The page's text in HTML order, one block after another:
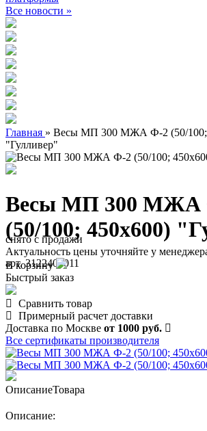
Все новости »
Главная » Весы МП 300 МЖА Ф-2 (50/100;
"Гулливер"
Весы МП 300 МЖА
(50/100; 450х600)
арт. 3122400011
снято с продажи
Актуальность цены уточняйте у
В корзину
Быстрый заказ
Сравнить товар
Примерный расчет доставки
Доставка по Москве от 1000 руб.
Все сертификаты производителя
ОписаниеТовара
Описание: